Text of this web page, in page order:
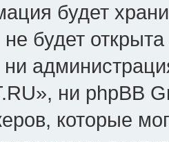
будет
будет
ни phpBB
которые